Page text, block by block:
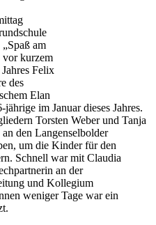
am
vor kurzem
Felix
des
Elan
im Januar dieses Jahres.
Torsten Weber und Tanja
den Langenselbolder
um die Kinder für den
Schnell war mit Claudia
an der
und Kollegium
weniger Tage war ein